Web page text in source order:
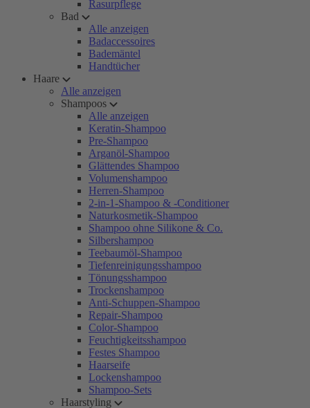
Rasurpflege
Bad
Alle anzeigen
Badaccessoires
Bademäntel
Handtücher
Haare
Alle anzeigen
Shampoos
Alle anzeigen
Keratin-Shampoo
Pre-Shampoo
Arganöl-Shampoo
Glättendes Shampoo
Volumenshampoo
Herren-Shampoo
2-in-1-Shampoo & -Conditioner
Naturkosmetik-Shampoo
Shampoo ohne Silikone & Co.
Silbershampoo
Teebaumöl-Shampoo
Tiefenreinigungsshampoo
Tönungsshampoo
Trockenshampoo
Anti-Schuppen-Shampoo
Repair-Shampoo
Color-Shampoo
Feuchtigkeitsshampoo
Festes Shampoo
Haarseife
Lockenshampoo
Shampoo-Sets
Haarstyling